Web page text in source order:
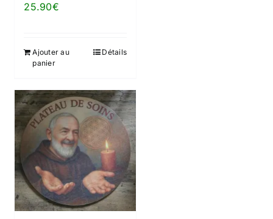
25.90€
Ajouter au
panier
Détails